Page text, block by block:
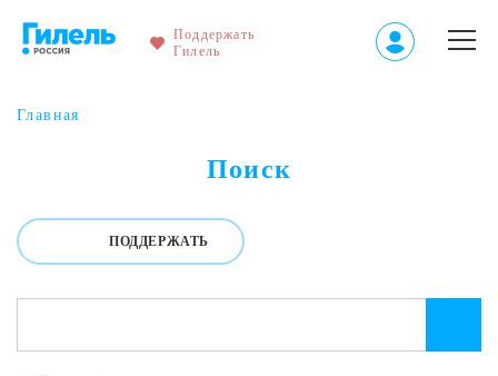
Поддержать
Гилель
Главная
Поиск
ПОДДЕРЖАТЬ